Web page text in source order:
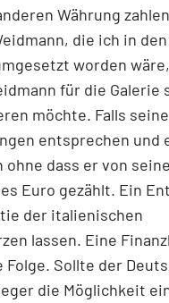
Währung
die ich in
worden
für die Galerie
möchte. Falls seine
entsprechen und
dass er von
Euro gezählt. Ein
der italienischen
lassen. Eine
Sollte der
die Möglichkeit